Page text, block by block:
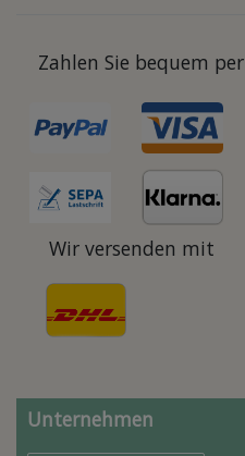
Zahlen Sie bequem per
Wir versenden mit
Unternehmen